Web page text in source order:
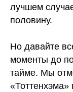
лучшем
половину.
Но давайте
моменты до
тайме. Мы
«Тоттенхэма»